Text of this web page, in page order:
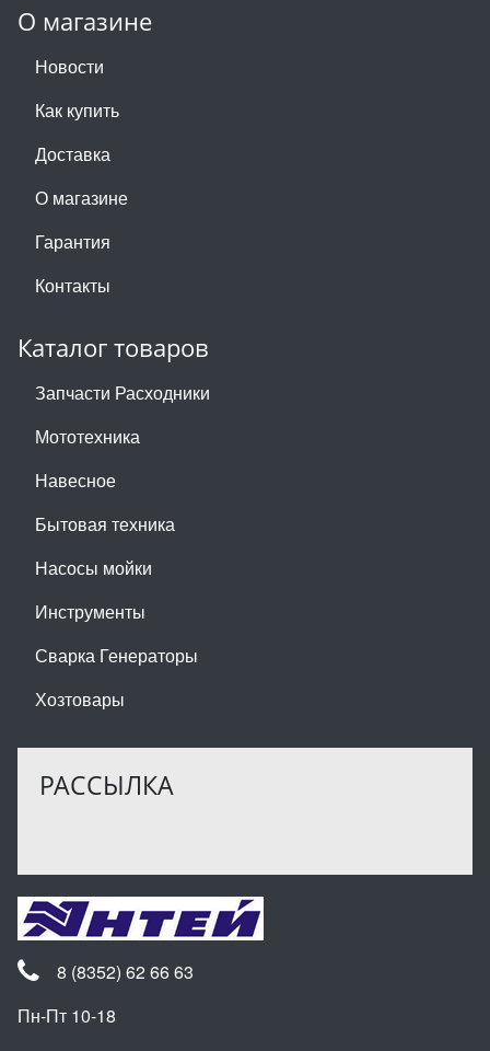
О магазине
Новости
Как купить
Доставка
О магазине
Гарантия
Контакты
Каталог товаров
Запчасти Расходники
Мототехника
Навесное
Бытовая техника
Насосы мойки
Инструменты
Сварка Генераторы
Хозтовары
РАССЫЛКА
8 (8352) 62 66 63
Пн-Пт 10-18